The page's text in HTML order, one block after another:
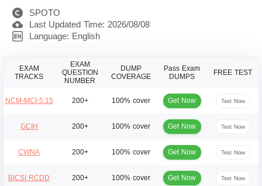
SPOTO
Last Updated Time: 2026/08/08
Language: English
EXAM
TRACKS
EXAM
QUESTION
NUMBER
DUMP
COVERAGE
Pass Exam
DUMPS
FREE TEST
NCM-MCI-5.15 200+ 100% cover Get Now Test Now
GCIH 200+ 100% cover Get Now Test Now
CWNA 200+ 100% cover Get Now Test Now
BICSI RCDD 200+ 100% cover Get Now Test Now